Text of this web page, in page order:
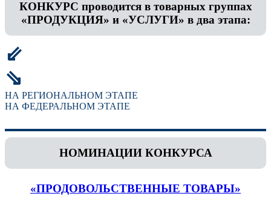
КОНКУРС проводится в товарных группах
«ПРОДУКЦИЯ» и «УСЛУГИ» в два этапа:
⇙
⇘
НА РЕГИОНАЛЬНОМ ЭТАПЕ
НА ФЕДЕРАЛЬНОМ ЭТАПЕ
НОМИНАЦИИ КОНКУРСА
«ПРОДОВОЛЬСТВЕННЫЕ ТОВАРЫ»